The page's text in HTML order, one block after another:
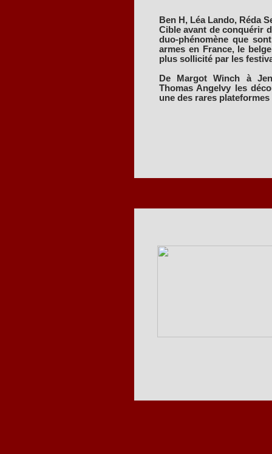
Ben H, Léa Lando, Réda
Cible avant de conquérir
duo-phénomène que
armes en France, le
plus sollicité par les
De Margot Winch à
Thomas Angelvy les
une des rares